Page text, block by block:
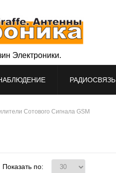
Электроники.
РАДИОСВЯЗЬ
Сотового Сигнала GSM
Показать по: